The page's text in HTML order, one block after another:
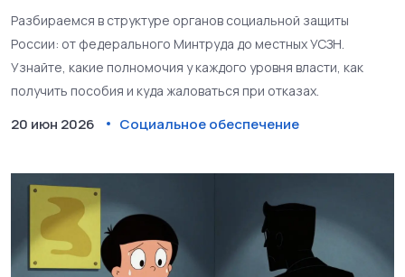
Разбираемся в структуре органов социальной защиты
России: от федерального Минтруда до местных УСЗН.
Узнайте, какие полномочия у каждого уровня власти, как
получить пособия и куда жаловаться при отказах.
20 июн 2026 Социальное обеспечение